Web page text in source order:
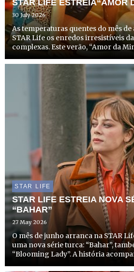
STAR LIFE ESTREIA“AMOR
30 July 2026
As temperaturas quentes do mês
STAR Life os enredos irresistíveis
complexas. Este verão, “Amor da
estreia marcada para dia 14 de
STAR LIFE
STAR LIFE ESTREIA NOVA
“BAHAR”
27 May 2026
O mês de junho arranca na STAR
uma nova série turca: “Bahar”,
“Blooming Lady”. A história